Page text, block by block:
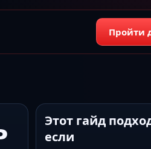
Пройти
Этот гайд
если